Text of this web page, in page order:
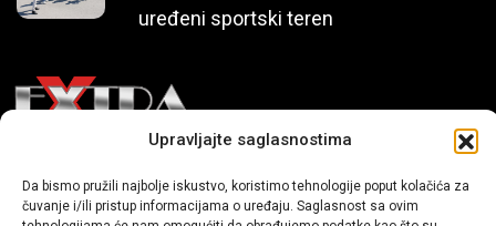
Upravljajte saglasnostima
Da bismo pružili najbolje iskustvo, koristimo tehnologije poput kolačića za
čuvanje i/ili pristup informacijama o uređaju. Saglasnost sa ovim
uređeni sportski teren
Mi smo moderni portal zabavnog karaktera koji donosi vijesti i
priče iz života, svijeta showbiza, lifestyle-a i popularne kulture.